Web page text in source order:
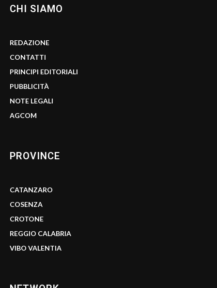
CHI SIAMO
REDAZIONE
CONTATTI
PRINCIPI EDITORIALI
PUBBLICITÀ
NOTE LEGALI
AGCOM
PROVINCE
CATANZARO
COSENZA
CROTONE
REGGIO CALABRIA
VIBO VALENTIA